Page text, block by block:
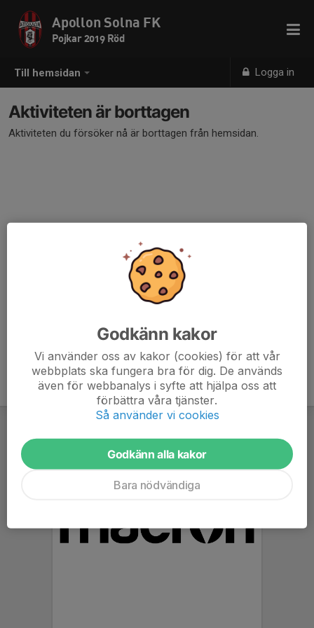
Till hemsidan Logga in
Apollon Solna FK
Pojkar 2019 Röd
Aktiviteten är borttagen
Aktiviteten du försöker nå är borttagen från hemsidan.
Godkänn kakor
Vi använder oss av kakor (cookies) för att vår
webbplats ska fungera bra för dig. De används
även för webbanalys i syfte att hjälpa oss att
förbättra våra tjänster.
Så använder vi cookies
Godkänn alla kakor
Bara nödvändiga